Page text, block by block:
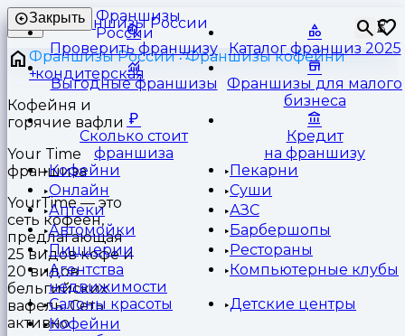
Франшизы
России
⏳
Закрыть
Проверить франшизу Каталог франшиз 2025
Выгодные франшизы
Франшизы для малого
бизнеса
Сколько стоит
франшиза
Кредит
на франшизу
Кофейни
Пекарни
Онлайн
Суши
Аптеки
АЗС
Автомойки
Барбершопы
Пиццерии
Рестораны
Агентства
недвижимости
Компьютерные клубы
Салоны красоты
Детские центры
Кофейни
Франшизы России
Франшизы кофейни
кондитерская
Кофейня и
горячие вафли
Your Time
франшиза
YourTime — это
сеть кофеен,
предлагающая
25 видов кофе и
20 видов
бельгийских
вафель. Сеть
активно